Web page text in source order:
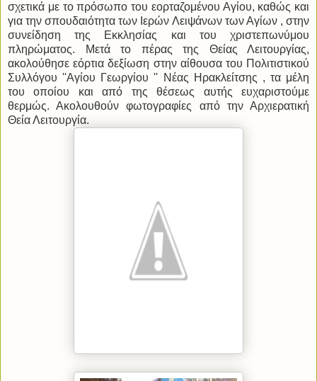
σχετικά με το πρόσωπο του εορταζομένου Αγίου, καθώς και
για την σπουδαιότητα των Ιερών Λειψάνων των Αγίων , στην
συνείδηση της Εκκλησίας και του χριστεπωνύμου
πληρώματος. Μετά το πέρας της Θείας Λειτουργίας,
ακολούθησε εόρτια δεξίωση στην αίθουσα του Πολιτιστικού
Συλλόγου ''Αγίου Γεωργίου '' Νέας Ηρακλείτσης , τα μέλη
του οποίου και από της θέσεως αυτής ευχαριστούμε
θερμώς. Ακολουθούν φωτογραφίες από την Αρχιερατική
Θεία Λειτουργία.